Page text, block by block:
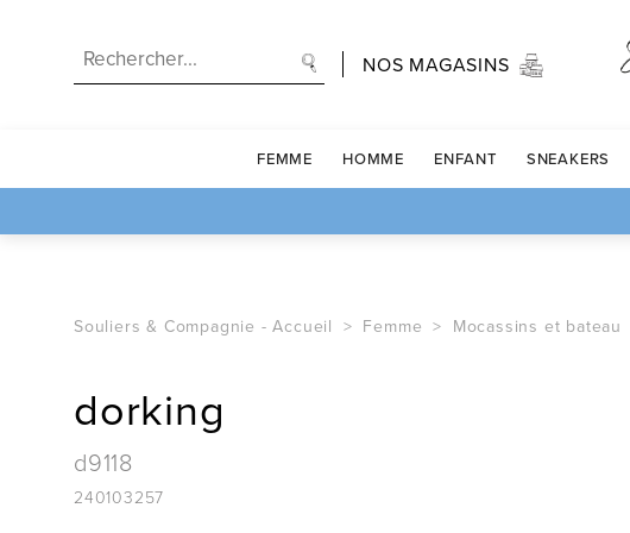
NOS MAGASINS
FEMME HOMME ENFANT SNEAKERS
Souliers & Compagnie -Accueil Femme Mocassins et bateau
dorking
d9118
240103257